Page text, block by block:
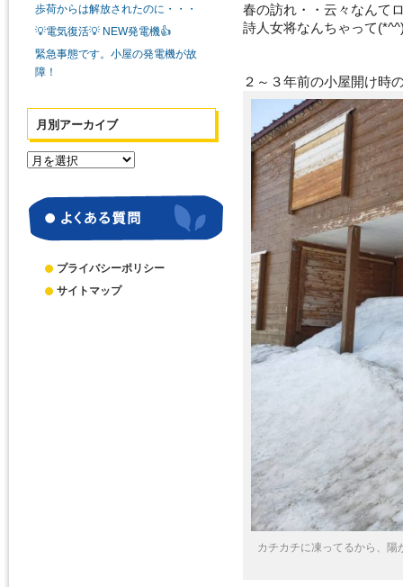
春の訪れ・・云々なんて
詩人女将なんちゃって
２～３年前の小屋開け時
カチカチに凍ってるから、
歩荷からは解放されたのに・・・
💡電気復活💡 NEW発電機👍
緊急事態です。小屋の発電機が故
障！
月別アーカイブ
月
ー
カ
プライバシーポリシー
サイトマップ